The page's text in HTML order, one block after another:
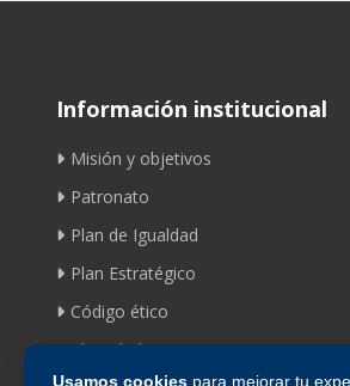
Usamos cookies para mejorar tu
Información institucional
Misión y objetivos
Patronato
Plan de Igualdad
Plan Estratégico
Código ético
Identidad corporativa